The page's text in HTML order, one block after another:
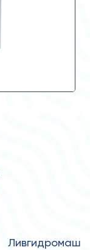
Ливгидромаш